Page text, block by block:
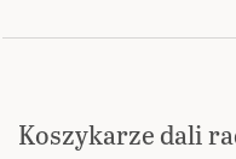
Koszykarze dali